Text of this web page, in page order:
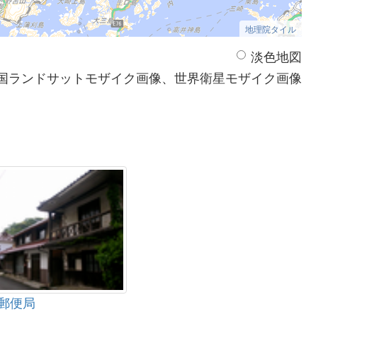
地理院タイル
淡色地図
ンドサットモザイク画像、世界衛星モザイク画像
便局